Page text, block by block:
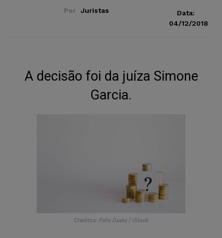
Por Juristas
Data:
04/12/2018
A decisão foi da juíza Simone
Garcia.
Créditos: Foto Duets | iStock